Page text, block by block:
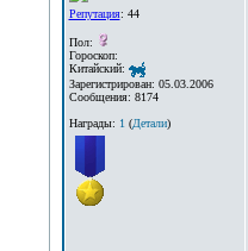
Репутация: 44
Пол:
Гороскоп:
Китайский:
Зарегистрирован: 05.03.2006
Сообщения: 8174
Награды: 1(Детали)